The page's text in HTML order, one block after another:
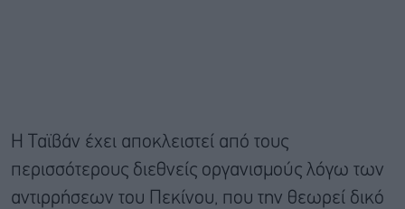
Η Ταϊβάν έχει αποκλειστεί από τους
περισσότερους διεθνείς οργανισμούς λόγω των
αντιρρήσεων του Πεκίνου, που την θεωρεί δικό